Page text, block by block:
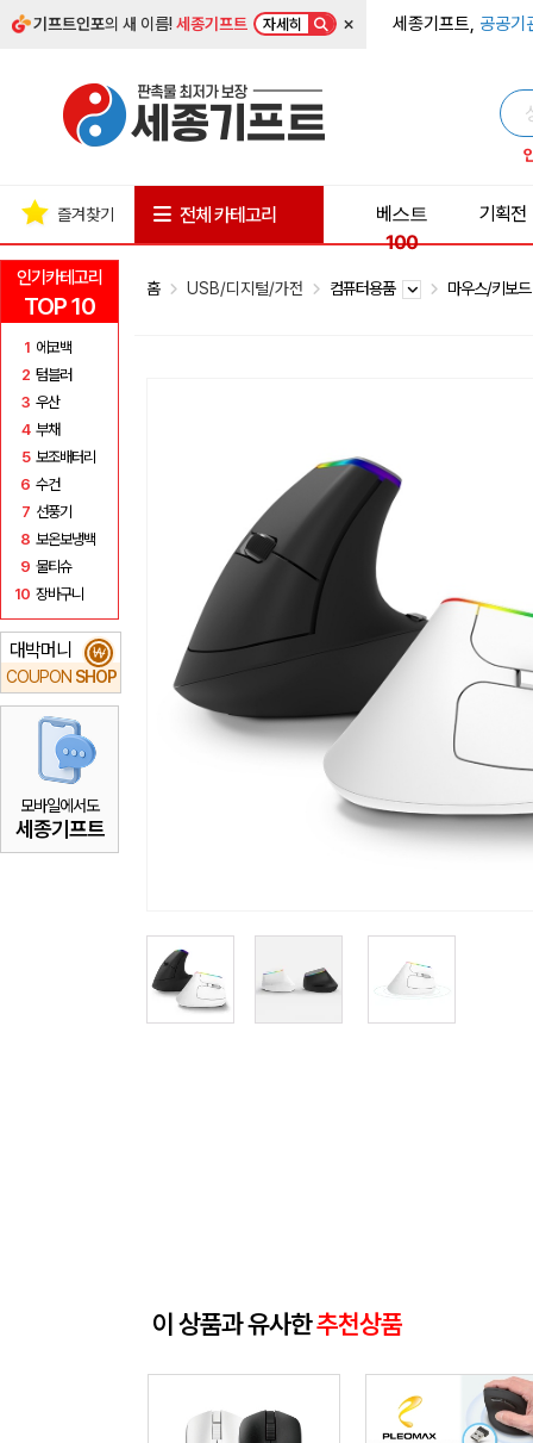
기프트인포의 새 이름!세종기프트 자세히 × 세종기프트, 공공기
인기카테고리
TOP 10
1 에코백
2 텀블러
3 우산
4 부채
5 보조배터리
6 수건
7 선풍기
8 보온보냉백
9 물티슈
10 장바구니
대박머니
COUPON SHOP
₩
모바일에서도
세종기프트
즐겨찾기 전체 카테고리
베스트
100
기획전
홈 USB/디지털/가전 컴퓨터용품 마우스/키보
이 상품과 유사한추천상품